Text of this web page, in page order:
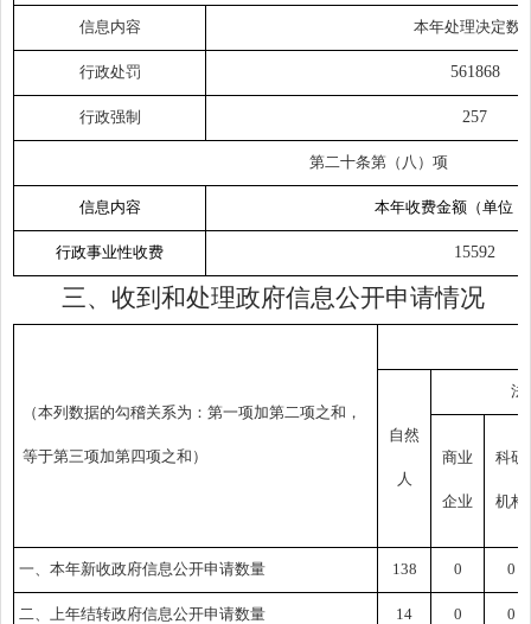
信息内容 本年处理决定数
行政处罚 561868
行政强制 257
第二十条第（八）项
信息内容 本年收费金额（单位
行政事业性收费 15592
三、 收到和处理政府信息公开申请情况
（本列数据的勾稽关系为：第一项加第二项之和，
等于第三项加第四项之和）
自然
人
法
商业
企业
科研
机构
一、本年新收政府信息公开申请数量 138 0 0
二、上年结转政府信息公开申请数量 14 0 0